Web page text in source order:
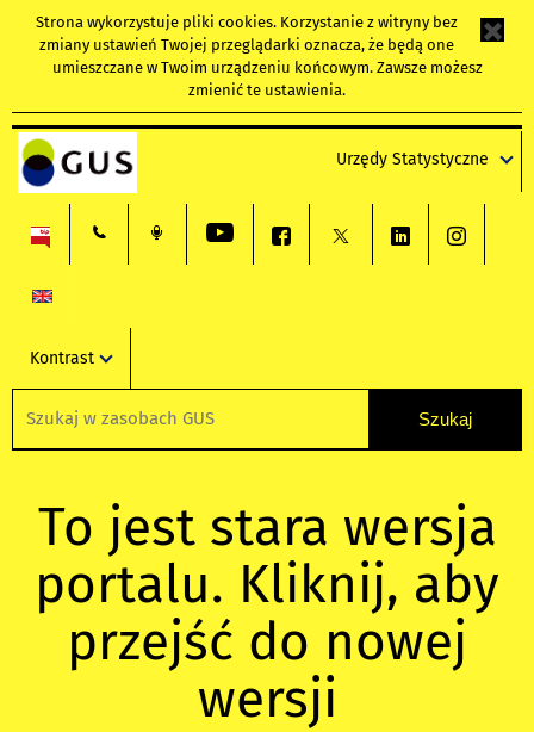
Strona wykorzystuje pliki cookies. Korzystanie z witryny bez
zmiany ustawień Twojej przeglądarki oznacza, że będą one
umieszczane w Twoim urządzeniu końcowym. Zawsze możesz
zmienić te ustawienia.
Urzędy Statystyczne
Kontrast
To jest stara wersja
portalu. Kliknij, aby
przejść do nowej
wersji